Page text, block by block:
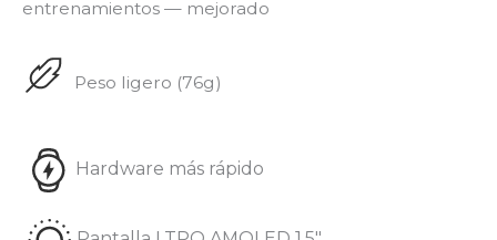
entrenamientos — mejorado
Peso ligero (76g)
Hardware más rápido